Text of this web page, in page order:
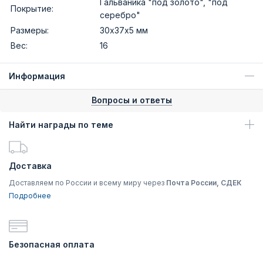
Покрытие:
серебро"
Размеры:
30х37х5 мм
Вес:
16
Информация
Вопросы и ответы
Найти награды по теме
Доставка
Доставляем по России и всему миру через Почта России, СДЕК
Подробнее
Безопасная оплата